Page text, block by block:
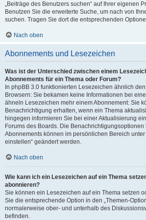
„Beiträge des Benutzers suchen“ auf Ihrer eigenen
Benutzen Sie die erweiterte Suche, um nach von
suchen. Tragen Sie dort die entsprechenden
Nach oben
Abonnements und Lesezeichen
Was ist der Unterschied zwischen einem
Abonnements für ein Thema oder Forum?
In phpBB 3.0 funktionierten Lesezeichen ähnlich
Browsern: Sie bekamen keine Informationen bei
ähneln Lesezeichen mehr einem Abonnement: Sie
Benachrichtigung erhalten, wenn ein Thema
hingegen informieren Sie bei einer Aktualisierung
Forums des Boards. Die Benachrichtigungsoptionen
Abonnements können im persönlichen Bereich
einstellen“ geändert werden.
Nach oben
Wie kann ich ein Lesezeichen auf ein Thema
abonnieren?
Sie können ein Lesezeichen auf ein Thema setzen
Sie die entsprechende Option in den „Themen-
normalerweise ober- und unterhalb des
befinden.